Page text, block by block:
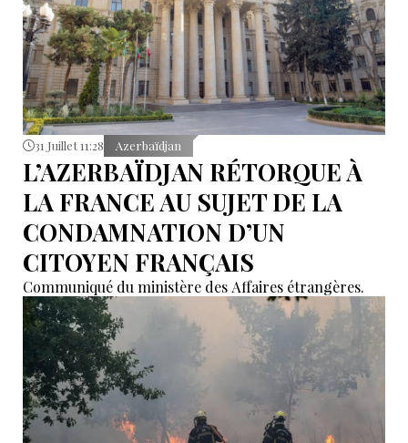
31 Juillet 11:28 Azerbaïdjan
L’AZERBAÏDJAN RÉTORQUE À
LA FRANCE AU SUJET DE LA
CONDAMNATION D’UN
CITOYEN FRANÇAIS
Communiqué du ministère des Affaires étrangères.